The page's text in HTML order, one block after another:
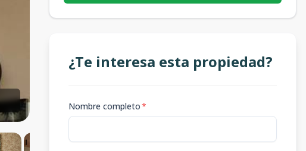
¿Te interesa esta propiedad?
Nombre completo*